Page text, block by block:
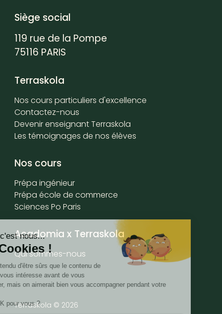
Siège social
119 rue de la Pompe
75116 PARIS
Terraskola
Nos cours particuliers d'excellence
Contactez-nous
Devenir enseignant Terraskola
Les témoignages de nos élèves
Nos cours
Prépa ingénieur
Prépa école de commerce
Sciences Po Paris
Acadomia x Terraskola
Qui sommes-nous
Terraskola © 2026